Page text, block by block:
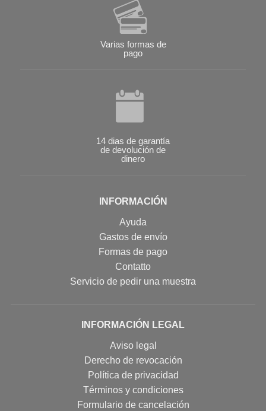
Varias formas de
pago
14 dias de garantía
de devolución de
dinero
INFORMACIÓN
Ayuda
Gastos de envío
Formas de pago
Contatto
Servicio de pedir una muestra
INFORMACIÓN LEGAL
Aviso legal
Derecho de revocación
Política de privacidad
Términos y condiciones
Formulario de cancelación